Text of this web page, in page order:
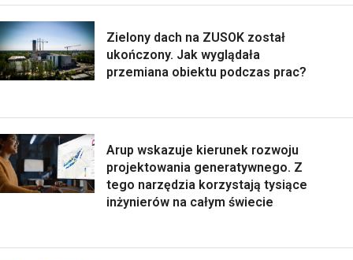
Zielony dach na ZUSOK został
ukończony. Jak wyglądała
przemiana obiektu podczas prac?
Arup wskazuje kierunek rozwoju
projektowania generatywnego. Z
tego narzędzia korzystają tysiące
inżynierów na całym świecie